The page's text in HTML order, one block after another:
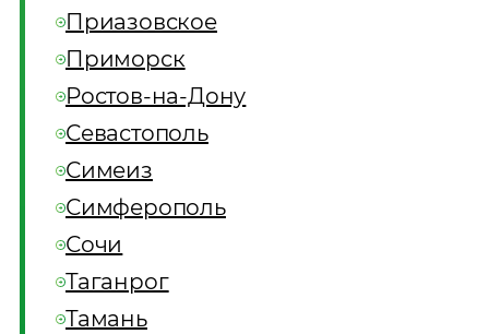
Приазовское
Приморск
Ростов-на-Дону
Севастополь
Симеиз
Симферополь
Сочи
Таганрог
Тамань